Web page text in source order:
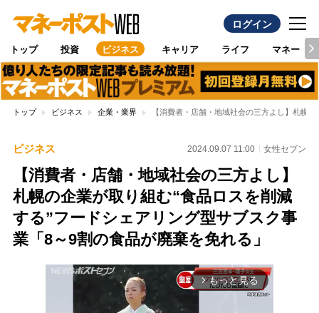
ログイン
トップ 投資 ビジネス キャリア ライフ マネー
トップ ビジネス 企業・業界 【消費者・店舗・地域社会の三方よし】札幌
ビジネス 2024.09.07 11:00 女性セブン
【消費者・店舗・地域社会の三方よし】
札幌の企業が取り組む“食品ロスを削減
する”フードシェアリング型サブスク事
業「8～9割の食品が廃棄を免れる」
arrow_forward_ios もっと見る